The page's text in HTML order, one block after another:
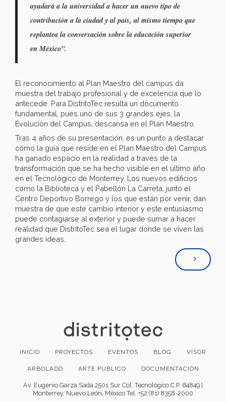
ayudará a la universidad a hacer un nuevo tipo de
contribución a la ciudad y al país, al mismo tiempo que
replantea la conversación sobre la educación superior
en México”.
El reconocimiento al Plan Maestro del campus da
muestra del trabajo profesional y de excelencia que lo
antecede. Para DistritoTec resulta un documento
fundamental, pues uno de sus 3 grandes ejes, la
Evolución del Campus, descansa en el Plan Maestro.
Tras 4 años de su presentación, es un punto a destacar
cómo la guía que reside en el Plan Maestro del Campus
ha ganado espacio en la realidad a través de la
transformación que se ha hecho visible en el último año
en el Tecnológico de Monterrey. Los nuevos edificios
como la Biblioteca y el Pabellón La Carreta, junto el
Centro Deportivo Borrego y los que están por venir, dan
muestra de que este cambio interior y este entusiasmo
puede contagiarse al exterior y puede sumar a hacer
realidad que DistritoTec sea el lugar donde se viven las
grandes ideas.
INICIO PROYECTOS EVENTOS BLOG VISOR
ARBOLADO ARTE PÚBLICO DOCUMENTACIÓN
Av. Eugenio Garza Sada 2501 Sur Col. Tecnológico C.P. 64849 |
Monterrey, Nuevo León, México Tel. +52 (81) 8358-2000